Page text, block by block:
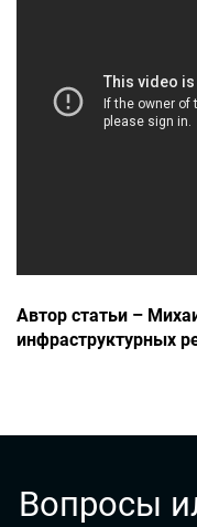
Автор статьи –
инфраструктурных
Вопросы